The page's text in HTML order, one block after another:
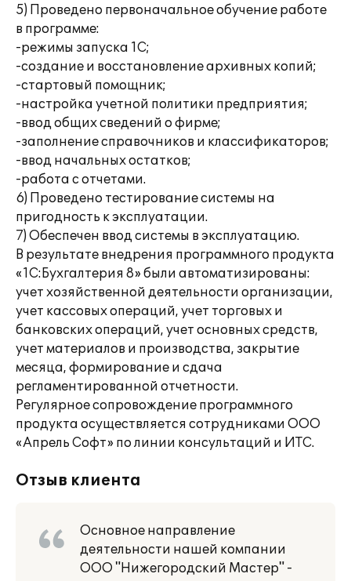
5) Проведено первоначальное обучение работе
в программе:
-режимы запуска 1С;
-создание и восстановление архивных копий;
-стартовый помощник;
-настройка учетной политики предприятия;
-ввод общих сведений о фирме;
-заполнение справочников и классификаторов;
-ввод начальных остатков;
-работа с отчетами.
6) Проведено тестирование системы на
пригодность к эксплуатации.
7) Обеспечен ввод системы в эксплуатацию.
В результате внедрения программного продукта
«1С:Бухгалтерия 8» были автоматизированы:
учет хозяйственной деятельности организации,
учет кассовых операций, учет торговых и
банковских операций, учет основных средств,
учет материалов и производства, закрытие
месяца, формирование и сдача
регламентированной отчетности.
Регулярное сопровождение программного
продукта осуществляется сотрудниками ООО
«Апрель Софт» по линии консультаций и ИТС.
Отзыв клиента
Основное направление
деятельности нашей компании
ООО "Нижегородский Мастер" -